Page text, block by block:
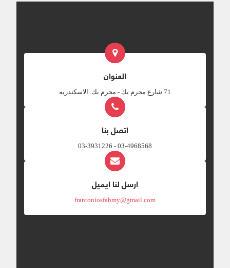
العنوان
‎71 شارع محرم بك - محرم بك. الاسكندريه
اتصل بنا
03-4968568 - 03-3931226
ارسل لنا ايميل
frantoniosfahmy@gmail.com